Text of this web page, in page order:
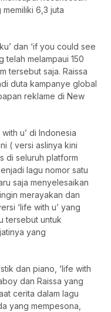
6,3 juta
dan ‘if you could see
telah melampaui 150
tersebut saja. Raissa
duta kampanye global
reklame di New
u’ di Indonesia
( versi aslinya kini
di seluruh platform
lagu nomor satu
saja menyelesaikan
merayakan dan
‘life with u’ yang
tersebut untuk
yang
dan piano, ‘life with
dan Raissa yang
cerita dalam lagu
yang mempesona,